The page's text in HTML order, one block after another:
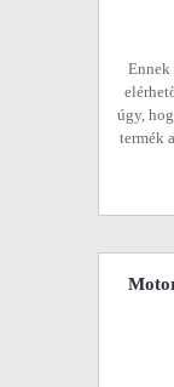
Ennek
úgy,
termék